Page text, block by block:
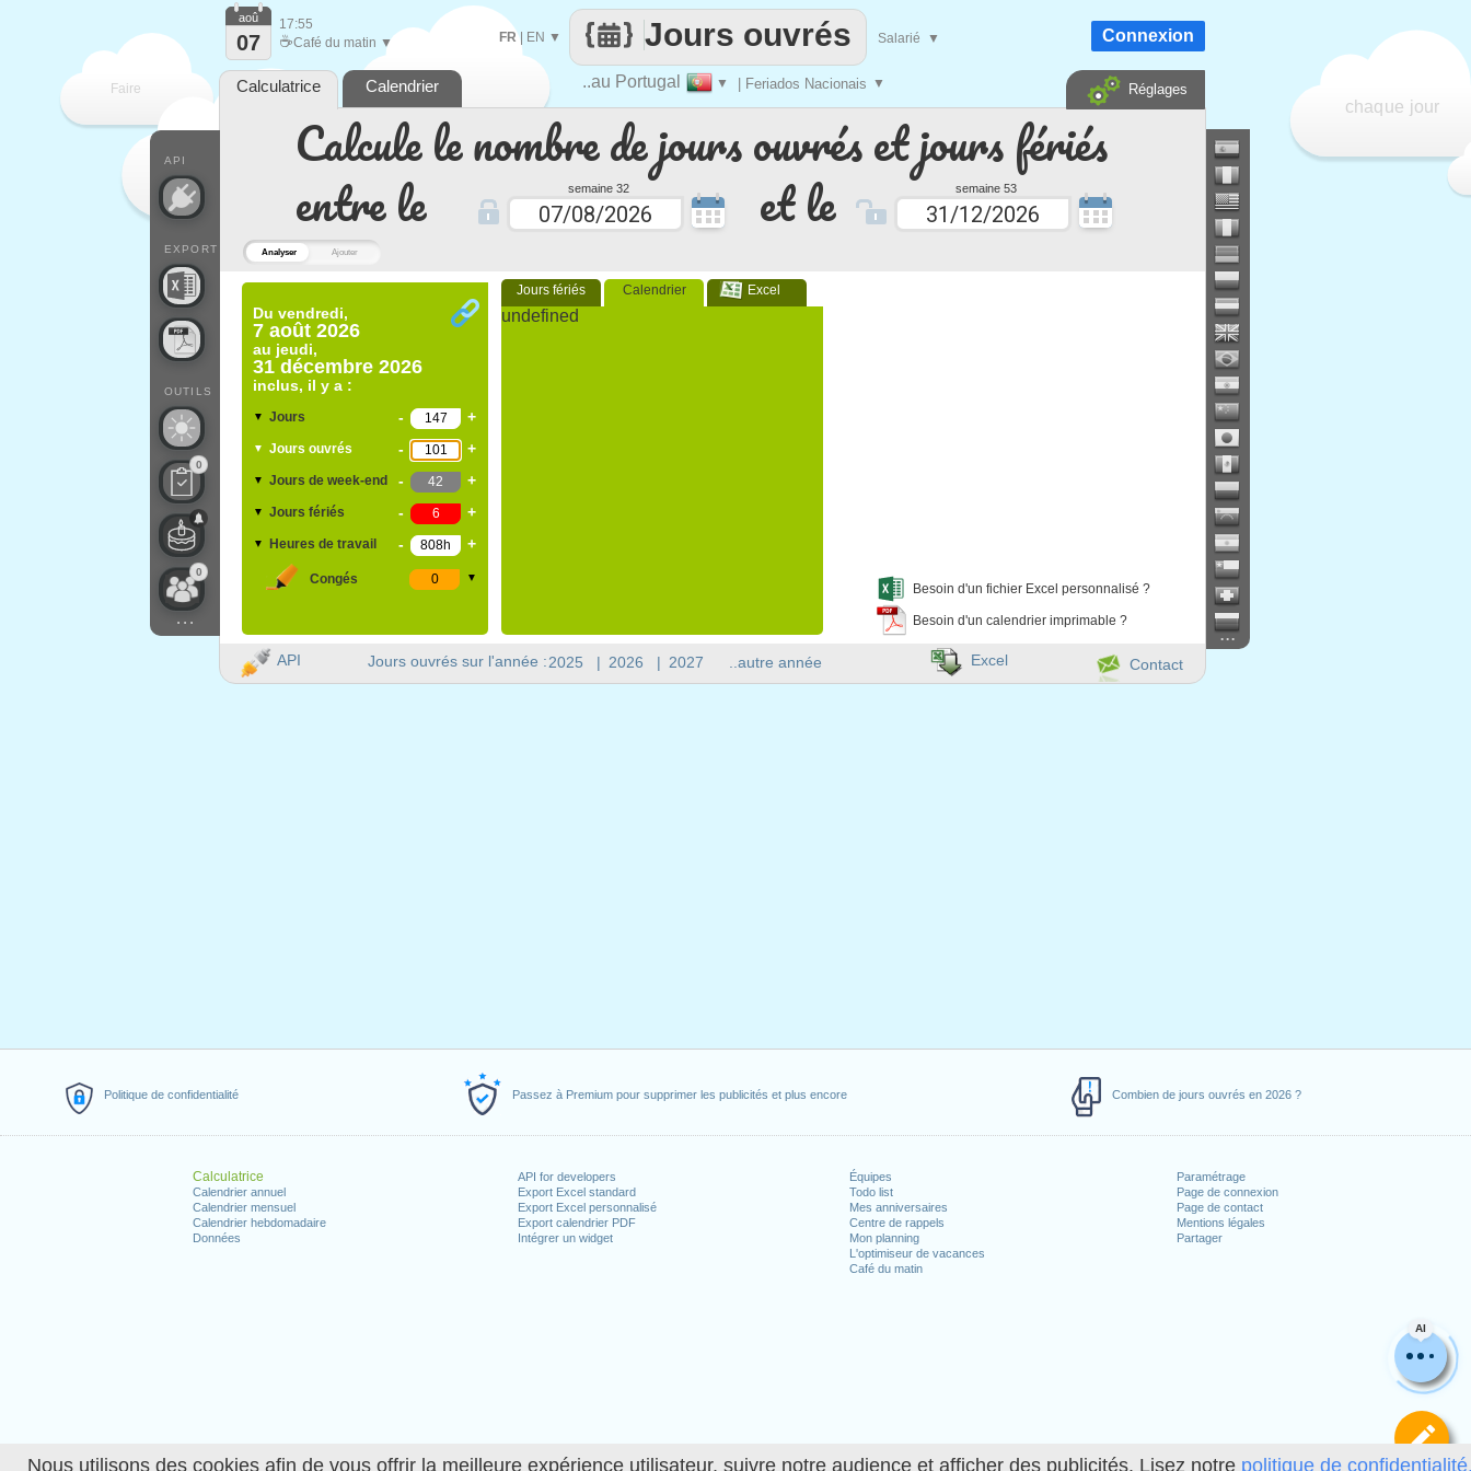
Nous utilisons des cookies afin de vous offrir la meilleure expérience utilisateur, suivre notre audience et afficher des publicités. Lisez notre politique de
Politique de confidentialité Passez à Premium pour supprimer les publicités et plus encore Combien de jours ouvrés en 2026 ?
Calculatrice
Calendrier annuel
Calendrier mensuel
Calendrier hebdomadaire
Données
API for developers
Export Excel standard
Export Excel personnalisé
Export calendrier PDF
Intégrer un widget
Équipes
Todo list
Mes anniversaires
Centre de rappels
Mon planning
L'optimiseur de vacances
Café du matin
Paramétrage
Page de connexion
Page de contact
Mentions légales
Partager
Analyser Ajouter
Calcule le nombre de jours ouvrés et jours fériés
entre le
semaine 32 et le semaine 53
Du vendredi,
7 août 2026
au jeudi,
31 décembre 2026
inclus, il y a :
▼ Jours - +
▼ Jours ouvrés - +
▼ Jours de week-end - +
▼ Jours fériés - +
▼ Heures de travail - +
Congés ▼
Jours fériés Calendrier Excel
undefined
Besoin d'un fichier Excel personnalisé ?
Besoin d'un calendrier imprimable ?
AI
Faire
chaque jour
..au Portugal ▼ | Feriados Nacionais ▼
Jours ouvrés
FR| EN ▼ Salarié ▼
API
EXPORT
OUTILS
0
0
...
aoû
07
17:55
☕Café du matin ▼ Connexion
Calculatrice Calendrier Réglages
Jours ouvrés sur l'année :2025 | 2026 | 2027 ..autre année
...
API Contact
Excel